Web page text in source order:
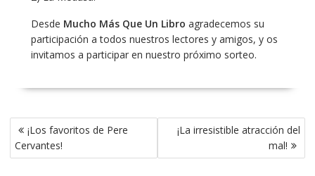
Desde Mucho Más Que Un Libro agradecemos su
participación a todos nuestros lectores y amigos, y os
invitamos a participar en nuestro próximo sorteo.
Navegación
de
entradas
¡Los favoritos de Pere
Cervantes!
¡La irresistible atracción del
mal!